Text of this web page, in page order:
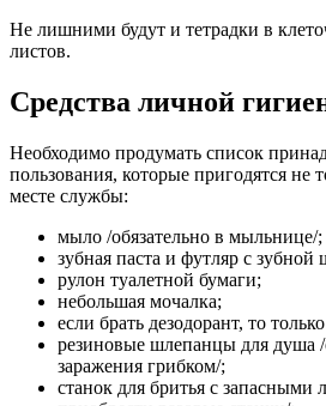
Не лишними будут и тетрадки в
листов.
Средства личной
Необходимо продумать список
пользования, которые пригодятся не
месте службы:
мыло /обязательно в мыльнице/;
зубная паста и футляр с зубной
рулон туалетной бумаги;
небольшая мочалка;
если брать дезодорант, то
резиновые шлепанцы для душа
заражения грибком/;
станок для бритья с запасными